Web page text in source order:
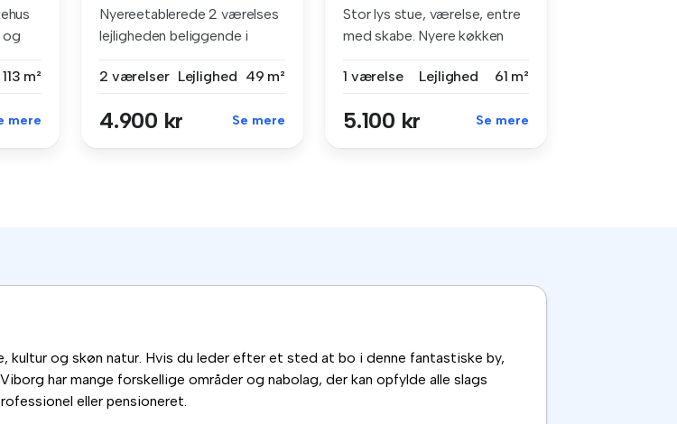
og
113 m²
mere
Nyereetablerede 2 værelses
lejligheden beliggende i
2 værelser Lejlighed 49 m²
4.900 kr Se mere
Stor lys stue, værelse, entre
med skabe. Nyere køkken
1 værelse
Lejlighed 61 m²
5.100 kr Se mere
kultur og skøn natur. Hvis du leder efter et sted at bo i denne fantastiske by,
har mange forskellige områder og nabolag, der kan opfylde alle slags
eller pensioneret.